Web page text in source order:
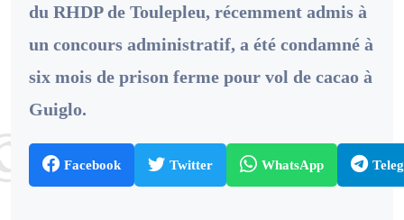
du RHDP de Toulepleu, récemment admis à
un concours administratif, a été condamné à
six mois de prison ferme pour vol de cacao à
Guiglo.
Facebook Twitter WhatsApp